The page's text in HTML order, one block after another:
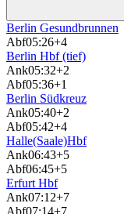
Berlin Gesundbrunnen
Abf05:26+4
Berlin Hbf (tief)
Ank05:32+2
Abf05:36+1
Berlin Südkreuz
Ank05:40+2
Abf05:42+4
Halle(Saale)Hbf
Ank06:43+5
Abf06:45+5
Erfurt Hbf
Ank07:12+7